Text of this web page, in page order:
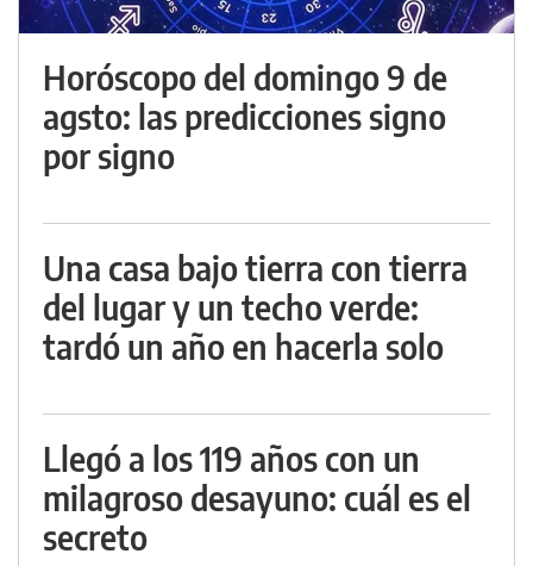
Horóscopo del domingo 9 de
agsto: las predicciones signo
por signo
Una casa bajo tierra con tierra
del lugar y un techo verde:
tardó un año en hacerla solo
Llegó a los 119 años con un
milagroso desayuno: cuál es el
secreto